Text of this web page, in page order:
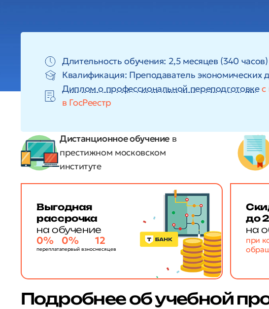
Длительность обучения: 2,5 месяцев (340 часов)
Квалификация: Преподаватель экономических
Диплом о профессиональной переподготовке с
в ГосРеестр
Дистанционное обучение в
престижном московском
институте
Выгодная
рассрочка
на обучение
0%
переплата
0%
первый взнос
12
месяцев
до
на
при
Подробнее об учебной